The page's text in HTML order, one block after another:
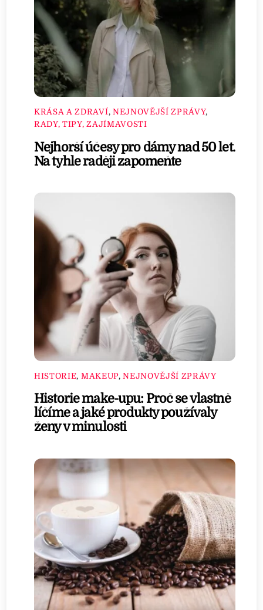
KRÁSA A ZDRAVÍ, NEJNOVĚJŠÍ ZPRÁVY,
RADY, TIPY, ZAJÍMAVOSTI
Nejhorší účesy pro dámy nad 50 let.
Na tyhle raději zapomeňte
HISTORIE, MAKEUP,NEJNOVĚJŠÍ ZPRÁVY
Historie make-upu: Proč se vlastně
líčíme a jaké produkty používaly
ženy v minulosti